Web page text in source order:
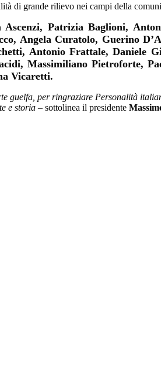
di grande rilievo nei campi della
Patrizia Baglioni,
Angela Curatolo, Guerino
Antonio Frattale, Daniele
Massimiliano Pietroforte,
Vicaretti.
guelfa, per ringraziare Personalità
e storia – sottolinea il presidente